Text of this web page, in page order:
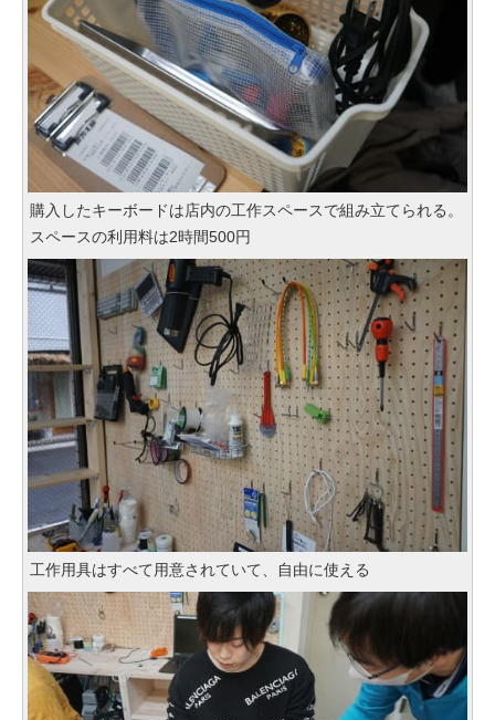
購入したキーボードは店内の工作スペースで組み立てられる。
スペースの利用料は2時間500円
工作用具はすべて用意されていて、自由に使える